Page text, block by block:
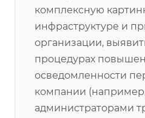
комплексную
инфраструктуре и
организации,
процедурах
осведомленности
компании
администраторами